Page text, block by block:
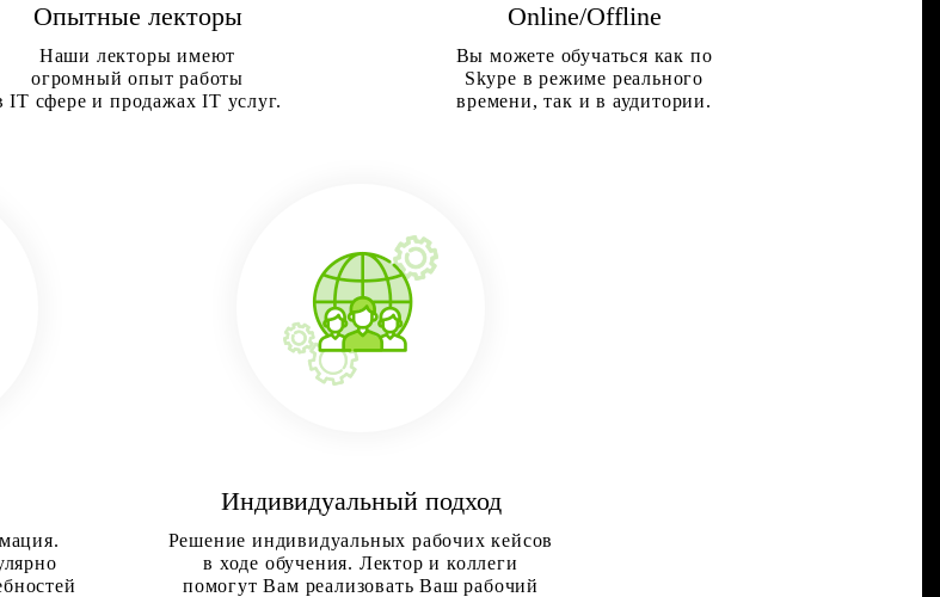
Опытные лекторы
Наши лекторы имеют
огромный опыт работы
IT cфере и продажах IT услуг.
Online/Offline
Вы можете обучаться как по
Skype в режиме реального
времени, так и в аудитории.
Индивидуальный подход
Решение индивидуальных рабочих кейсов
в ходе обучения. Лектор и коллеги
помогут Вам реализовать Ваш рабочий